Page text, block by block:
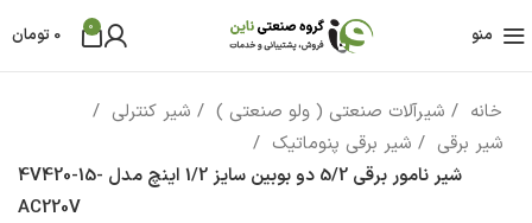
منو 0
0 تومان
خانه شیرآلات صنعتی ( ولو صنعتی )
شیر کنترلی
شیر برقی
شیر برقی پنوماتیک
شیر نامور برقی 5/2 دو بوبین سایز 1/2 اینچ مدل 4V420-15-
AC220V